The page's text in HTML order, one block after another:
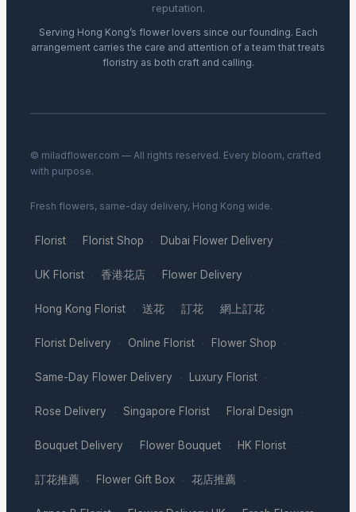
reputation.
Serving Hong Kong’s flower lovers since our founding. Each
arrangement carries the care and attention of a team that treats
floristry as both craft and calling.
© miladflower.com — All rights reserved. Every bloom, crafted
with purpose.
Fresh flowers, same-day delivery, Hong Kong wide.
Florist · Florist Shop · Dubai Flower Delivery ·
UK Florist · 香港花店 · Flower Delivery ·
Hong Kong Florist · 送花 · 訂花 · 網上訂花 ·
Florist Delivery · Online Florist · Flower Shop ·
Same-Day Flower Delivery · Luxury Florist ·
Rose Delivery · Singapore Florist · Floral Design ·
Bouquet Delivery · Flower Bouquet · HK Florist ·
訂花推薦 · Flower Gift Box · 花店推薦 ·